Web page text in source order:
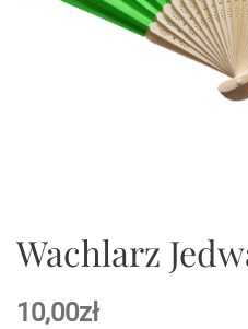
Wachlarz
10,00zł